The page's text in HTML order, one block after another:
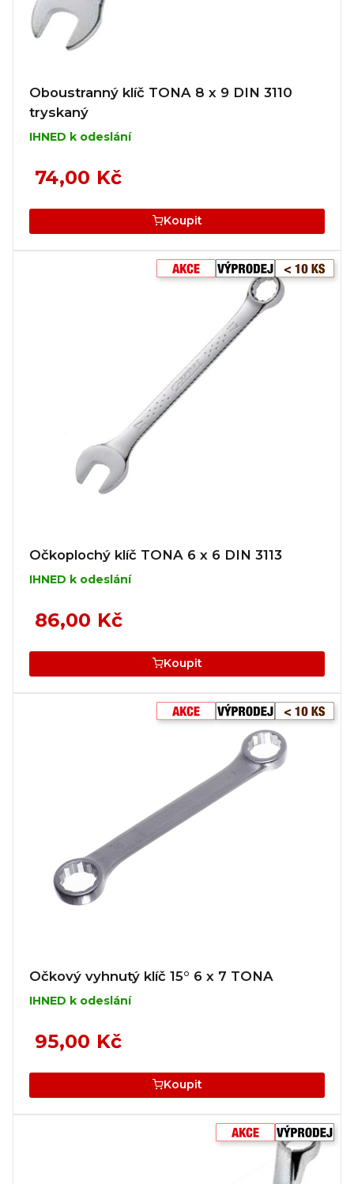
Oboustranný klíč TONA 8 x 9 DIN 3110
tryskaný
IHNED k odeslání
74,00 Kč
Koupit
Očkoplochý klíč TONA 6 x 6 DIN 3113
IHNED k odeslání
86,00 Kč
Koupit
Očkový vyhnutý klíč 15° 6 x 7 TONA
IHNED k odeslání
95,00 Kč
Koupit